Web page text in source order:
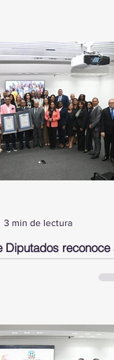
Diputados reconoce
a los bomberos
ejecutivo de JP
este martes
de reconocimientos,
resolución a
3 min de lectura